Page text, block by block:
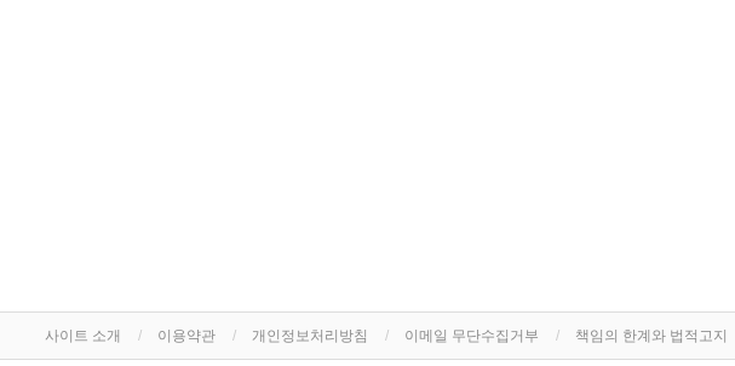
사이트 소개 이용약관 개인정보처리방침 이메일 무단수집거부 책임의 한계와 법적고지